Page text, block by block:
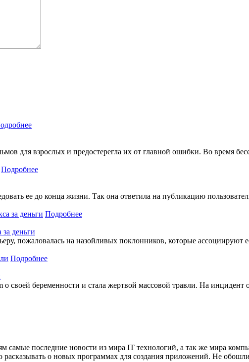
для взрослых и предостерегла их от главной ошибки. Во время
Подробнее
ее до конца жизни. Так она ответила на публикацию
Подробнее
деньги
пожаловалась на назойливых поклонников, которые ассоциируют
Подробнее
беременности и стала жертвой массовой травли. На инцидент
самые последние новости из мира IT технологий, а так же мира
расказывать о новых программах для создания приложений. Не